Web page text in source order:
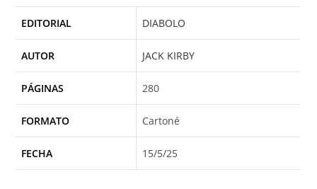
EDITORIAL DIABOLO
AUTOR JACK KIRBY
PÁGINAS 280
FORMATO Cartoné
FECHA 15/5/25